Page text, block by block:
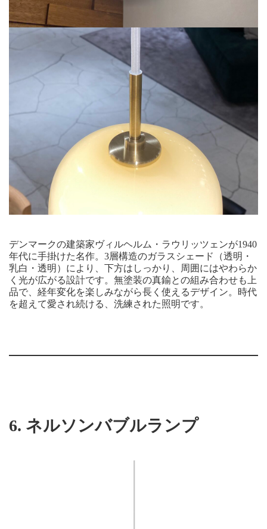
デンマークの建築家ヴィルヘルム・ラウリッツェンが1940
年代に手掛けた名作。3層構造のガラスシェード（透明・
乳白・透明）により、下方はしっかり、周囲にはやわらか
く光が広がる設計です。無塗装の真鍮との組み合わせも上
品で、経年変化を楽しみながら長く使えるデザイン。時代
を超えて愛され続ける、洗練された照明です。
6. ネルソンバブルランプ